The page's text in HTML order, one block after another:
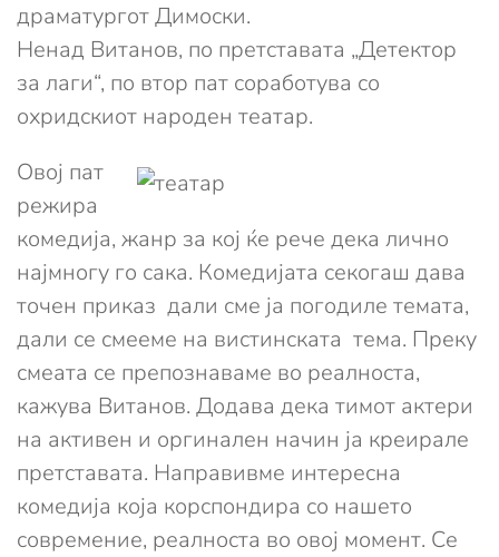
драматургот Димоски.
Ненад Витанов, по претставата „Детектор
за лаги“, по втор пат соработува со
охридскиот народен театар.
Овој пат
режира
комедија, жанр за кој ќе рече дека лично
најмногу го сака. Комедијата секогаш дава
точен приказ дали сме ја погодиле темата,
дали се смееме на вистинската тема. Преку
смеата се препознаваме во реалноста,
кажува Витанов. Додава дека тимот актери
на активен и оргинален начин ја креирале
претставата. Направивме интересна
комедија која корспондира со нашето
современие, реалноста во овој момент. Се